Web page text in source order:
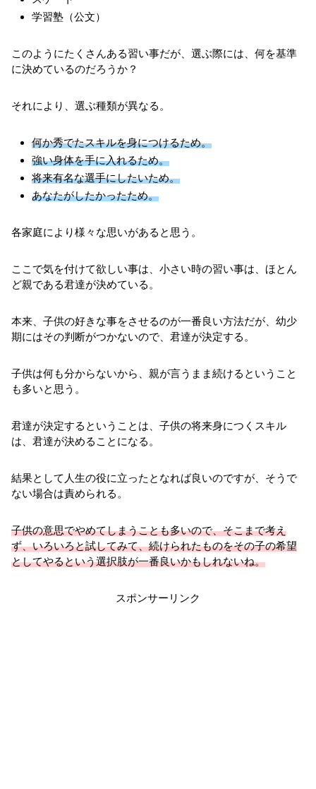
学習塾（公文）
このようにたくさんある習い事だが、選ぶ際には、何を基準
に決めているのだろうか？
それにより、選ぶ種類が異なる。
何か秀でたスキルを身につけるため。
強い身体を手に入れるため。
将来有名な選手にしたいため。
あなたがしたかったため。
各家庭により様々な思いがあると思う。
ここで気を付けて欲しい事は、小さい時の習い事は、ほとん
ど親である君達が決めている。
本来、子供の好きな事をさせるのが一番良い方法だが、幼少
期にはその判断がつかないので、君達が決定する。
子供は何も分からないから、親が言うまま続けるということ
も多いと思う。
君達が決定するということは、子供の将来身につくスキル
は、君達が決めることになる。
結果として人生の役に立ったとなれば良いのですが、そうで
ない場合は責められる。
子供の意思でやめてしまうことも多いので、そこまで考え
ず、いろいろと試してみて、続けられたものをその子の希望
としてやるという選択肢が一番良いかもしれないね。
スポンサーリンク